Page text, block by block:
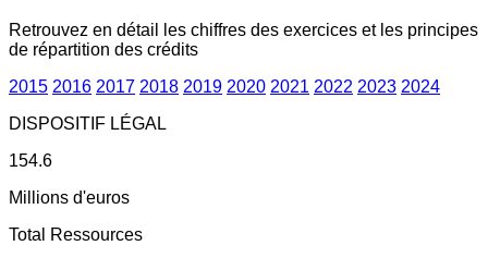
Retrouvez en détail les chiffres des exercices et les principes
de répartition des crédits
2015 2016 2017 2018 2019 2020 2021 2022 2023 2024
DISPOSITIF LÉGAL
154.6
Millions d'euros
Total Ressources